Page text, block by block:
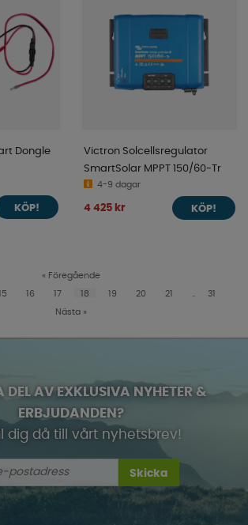
Dongle
KÖP!
Victron Solcellsregulator
SmartSolar MPPT 150/60-Tr
4-9 dagar
4 425 kr KÖP!
« Föregående
16 17 18 19 20 21 31
Nästa »
DEL AV EXKLUSIVA NYHETER &
ERBJUDANDEN?
dig då till vårt nyhetsbrev!
Skicka